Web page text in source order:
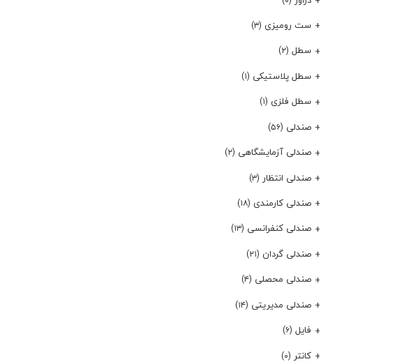
ست رومیزی (۳)
سطل (۲)
سطل پلاستیکی (۱)
سطل فلزی (۱)
صندلی (۵۶)
صندلی آزمایشگاهی (۲)
صندلی انتظار (۳)
صندلی کارمندی (۱۸)
صندلی کنفرانسی (۱۳)
صندلی گردان (۲۱)
صندلی محصلی (۴)
صندلی مدیریتی (۱۴)
فایل (۶)
کانتر (۰)